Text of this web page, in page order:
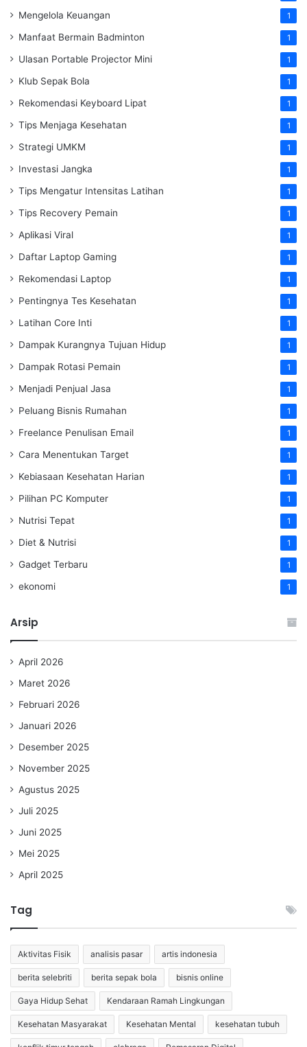
Mengelola Keuangan 1
Manfaat Bermain Badminton 1
Ulasan Portable Projector Mini 1
Klub Sepak Bola 1
Rekomendasi Keyboard Lipat 1
Tips Menjaga Kesehatan 1
Strategi UMKM 1
Investasi Jangka 1
Tips Mengatur Intensitas Latihan 1
Tips Recovery Pemain 1
Aplikasi Viral 1
Daftar Laptop Gaming 1
Rekomendasi Laptop 1
Pentingnya Tes Kesehatan 1
Latihan Core Inti 1
Dampak Kurangnya Tujuan Hidup 1
Dampak Rotasi Pemain 1
Menjadi Penjual Jasa 1
Peluang Bisnis Rumahan 1
Freelance Penulisan Email 1
Cara Menentukan Target 1
Kebiasaan Kesehatan Harian 1
Pilihan PC Komputer 1
Nutrisi Tepat 1
Diet & Nutrisi 1
Gadget Terbaru 1
ekonomi 1
Arsip
April 2026
Maret 2026
Februari 2026
Januari 2026
Desember 2025
November 2025
Agustus 2025
Juli 2025
Juni 2025
Mei 2025
April 2025
Tag
Aktivitas Fisik analisis pasar artis indonesia
berita selebriti berita sepak bola bisnis online
Gaya Hidup Sehat Kendaraan Ramah Lingkungan
Kesehatan Masyarakat Kesehatan Mental kesehatan tubuh